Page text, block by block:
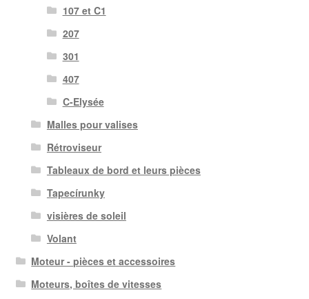
107 et C1
207
301
407
C-Elysée
Malles pour valises
Rétroviseur
Tableaux de bord et leurs pièces
Tapecírunky
visières de soleil
Volant
Moteur - pièces et accessoires
Moteurs, boîtes de vitesses